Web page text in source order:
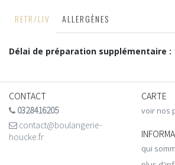
RETR/LIV ALLERGÈNES
Délai de préparation supplémentaire :
CONTACT
0328416205
contact@boulangerie-
houcke.fr
CARTE
voir nos
qui